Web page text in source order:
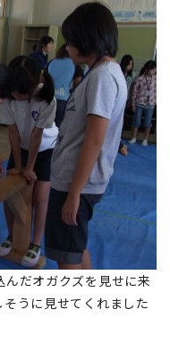
だオガクズを見せに来
うに見せてくれました